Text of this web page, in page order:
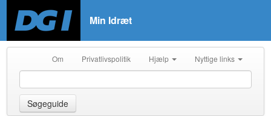
Min Idræt
Om Privatlivspolitik Hjælp Nyttige links
Søgeguide